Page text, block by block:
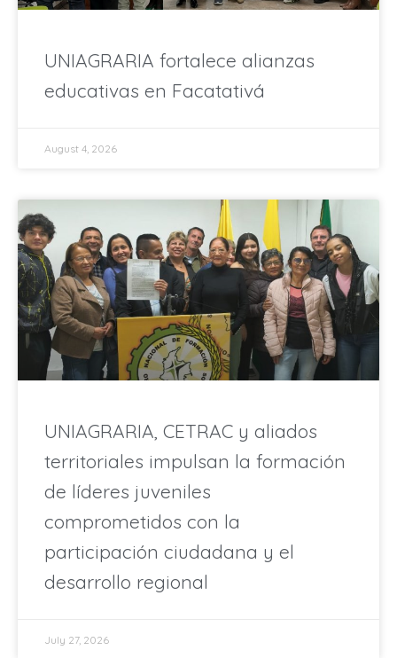
UNIAGRARIA fortalece alianzas
educativas en Facatativá
August 4, 2026
UNIAGRARIA, CETRAC y aliados
territoriales impulsan la formación
de líderes juveniles
comprometidos con la
participación ciudadana y el
desarrollo regional
July 27, 2026